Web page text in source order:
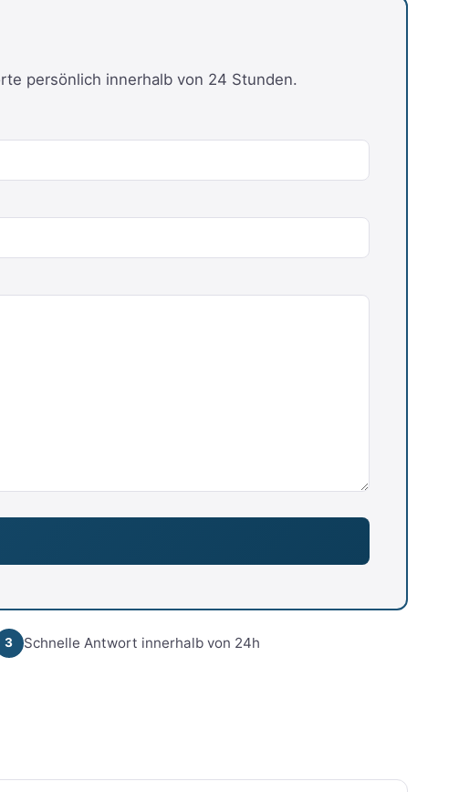
persönlich innerhalb von 24 Stunden.
3 Schnelle Antwort innerhalb von 24h